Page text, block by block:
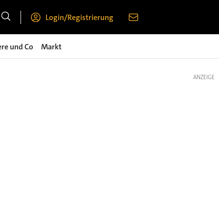
Login/Registrierung
und Co Markt
ANZEIGE